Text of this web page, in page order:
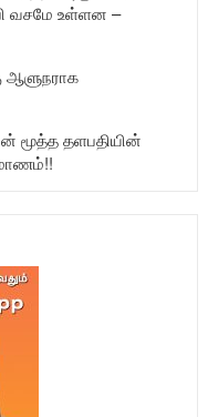
வசமே உள்ளன –
ஆளுநராக
மூத்த தளபதியின்